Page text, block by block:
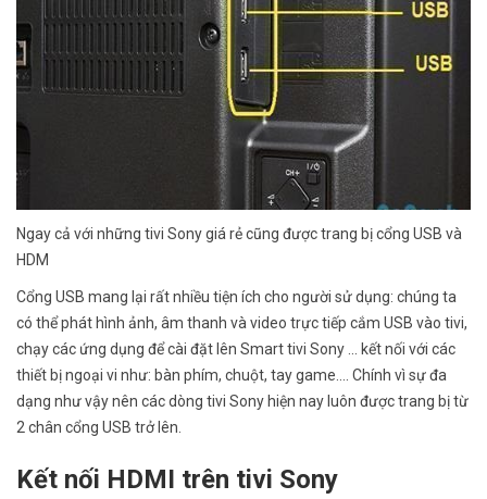
Ngay cả với những tivi Sony giá rẻ cũng được trang bị cổng USB và
HDM
Cổng USB mang lại rất nhiều tiện ích cho người sử dụng: chúng ta
có thể phát hình ảnh, âm thanh và video trực tiếp cắm USB vào tivi,
chạy các ứng dụng để cài đặt lên Smart tivi Sony ... kết nối với các
thiết bị ngoại vi như: bàn phím, chuột, tay game.... Chính vì sự đa
dạng như vậy nên các dòng tivi Sony hiện nay luôn được trang bị từ
2 chân cổng USB trở lên.
Kết nối HDMI trên tivi Sony